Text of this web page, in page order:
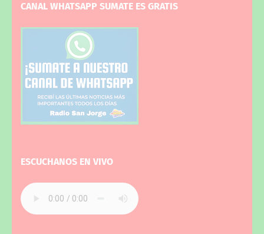
CANAL WHATSAPP SUMATE ES GRATIS
ESCUCHANOS EN VIVO